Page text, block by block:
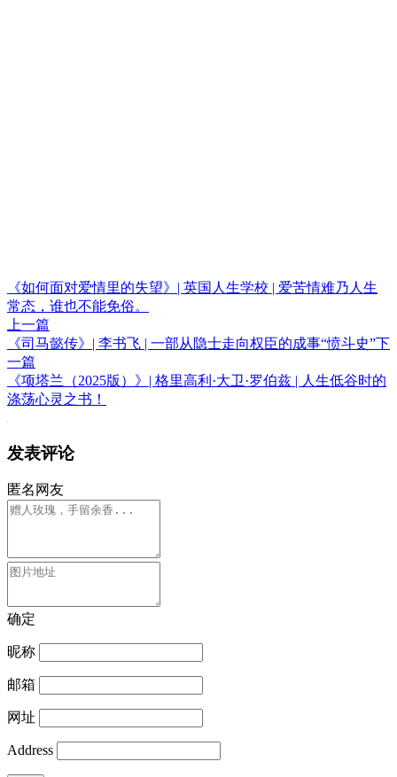
《如何面对爱情里的失望》| 英国人生学校 | 爱苦情难乃人生
常态，谁也不能免俗。
上一篇
《司马懿传》| 李书飞 | 一部从隐士走向权臣的成事“愤斗史”下
一篇
《项塔兰（2025版）》| 格里高利·大卫·罗伯兹 | 人生低谷时的
涤荡心灵之书！
发表评论
匿名网友
确定
昵称
邮箱
网址
Address